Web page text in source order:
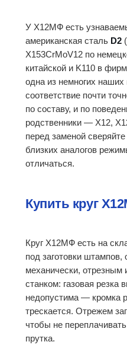
У Х12МФ есть
американская сталь D2
X153CrMoV12 по
китайской и K110 в
одна из немногих наших
соответствие почти
по составу, и по
родственники — Х12,
перед заменой
близких аналогов
отличаться.
Купить круг
Круг Х12МФ есть на
под заготовки
механически,
станком: газовая резка
недопустима — кромка
трескается. Отрежем
чтобы не
прутка.